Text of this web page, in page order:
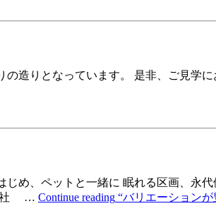
の造りとなっています。 是非、ご見
じめ、ペットと一緒に 眠れる区画、永
社 … Continue reading “バリエーションが